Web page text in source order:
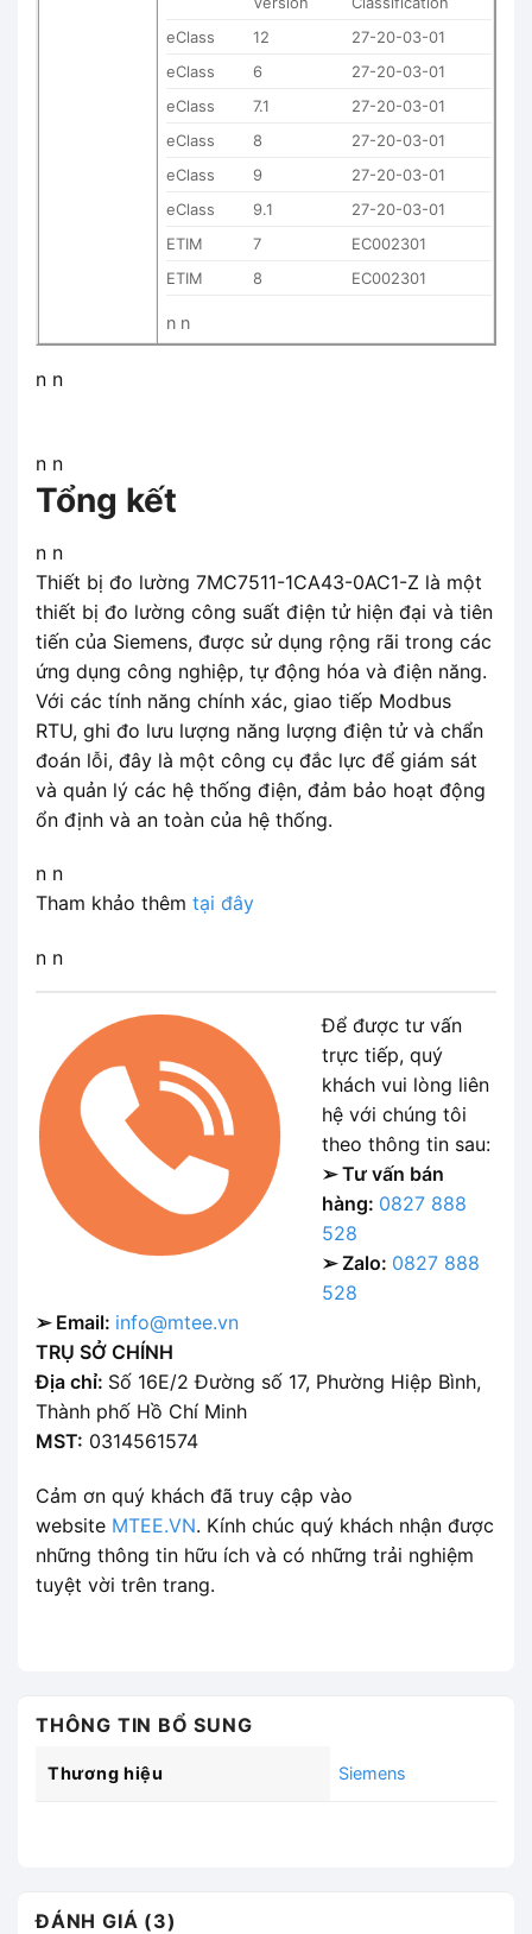
eClass
12
27-20-03-01
eClass
6
27-20-03-01
eClass
7.1
27-20-03-01
eClass
8
27-20-03-01
eClass
9
27-20-03-01
eClass
9.1
27-20-03-01
ETIM
7
EC002301
ETIM
8 EC002301
n n
n n
n n
Tổng kết
n n
Thiết bị đo lường 7MC7511-1CA43-0AC1-Z là một
thiết bị đo lường công suất điện tử hiện đại và tiên
tiến của Siemens, được sử dụng rộng rãi trong các
ứng dụng công nghiệp, tự động hóa và điện năng.
Với các tính năng chính xác, giao tiếp Modbus
RTU, ghi đo lưu lượng năng lượng điện tử và chẩn
đoán lỗi, đây là một công cụ đắc lực để giám sát
và quản lý các hệ thống điện, đảm bảo hoạt động
ổn định và an toàn của hệ thống.
n n
Tham khảo thêm tại đây
n n
Để được tư vấn
trực tiếp, quý
khách vui lòng liên
hệ với chúng tôi
theo thông tin sau:
➢ Tư vấn bán
hàng: 0827 888
528
➢ Zalo: 0827 888
528
➢ Email: info@mtee.vn
TRỤ SỞ CHÍNH
Địa chỉ: Số 16E/2 Đường số 17, Phường Hiệp Bình,
Thành phố Hồ Chí Minh
MST: 0314561574
Cảm ơn quý khách đã truy cập vào
website MTEE.VN. Kính chúc quý khách nhận được
những thông tin hữu ích và có những trải nghiệm
tuyệt vời trên trang.
THÔNG TIN BỔ SUNG
Thương hiệu Siemens
ĐÁNH GIÁ (3)